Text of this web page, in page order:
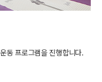
동 프로그램을 진행합니다.